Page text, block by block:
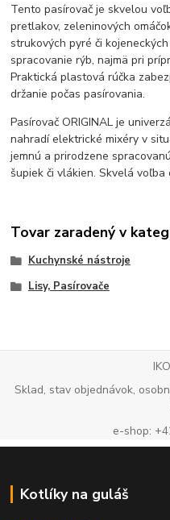
Tento pasírovač je skvelou
pretlakov, zeleninových
strukových pyré či
spracovanie rýb, najmä pri
Praktická plastová rúčka
držanie počas pasírovania.
Pasírovač ORIGINAL je
nahradí elektrické mixéry v
jemnú a prirodzene
šupiek či vlákien. Skvelá voľba
Tovar zaradený v
Kuchynské nástroje
Lisy, Pasírovače
Sklad, stav objednávok,
e-shop:
Kotlíky na guláš